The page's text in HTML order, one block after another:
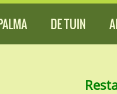
DE TUIN